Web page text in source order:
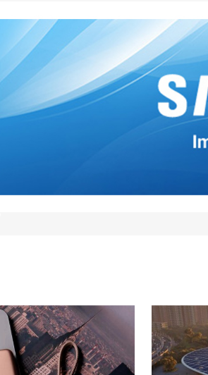
*
próxima vez que